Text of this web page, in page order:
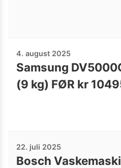
4. august 2025
Samsung
(9 kg) FØR kr
22. juli 2025
Bosch